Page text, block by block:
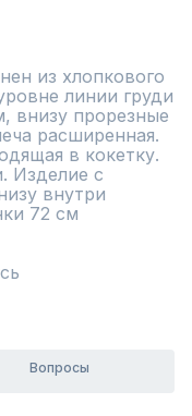
из хлопкового
линии груди
внизу прорезные
расширенная.
в кокетку.
Изделие с
внутри
72 см
Вопросы